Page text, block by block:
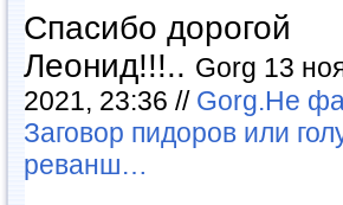
Спасибо дорогой
Леонид!!!.. Gorg 13
2021, 23:36 // Gorg.Не
Заговор пидоров или
реванш…